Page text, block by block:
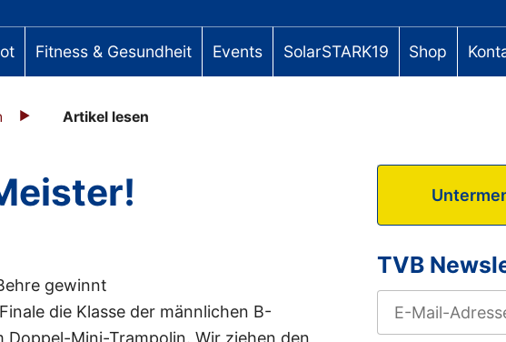
Fitness & Gesundheit Events SolarSTARK19 Shop
Artikel lesen
gewinnt
die Klasse der männlichen B-
Mini-Trampolin. Wir ziehen den
TVB